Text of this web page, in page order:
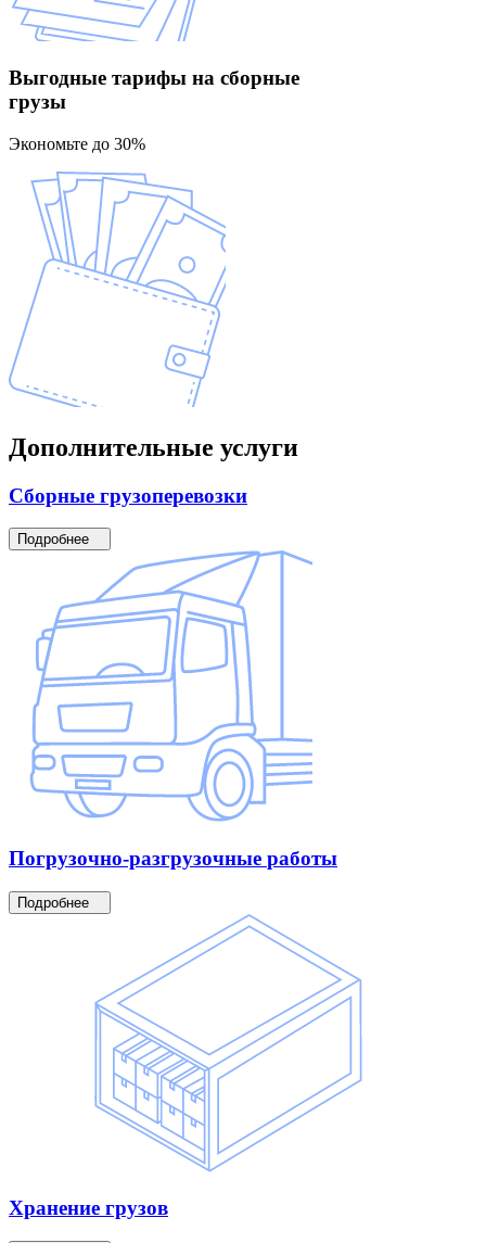
Выгодные тарифы на сборные
грузы
Экономьте до 30%
Дополнительные услуги
Сборные грузоперевозки
Подробнее
Погрузочно-разгрузочные работы
Подробнее
Хранение грузов